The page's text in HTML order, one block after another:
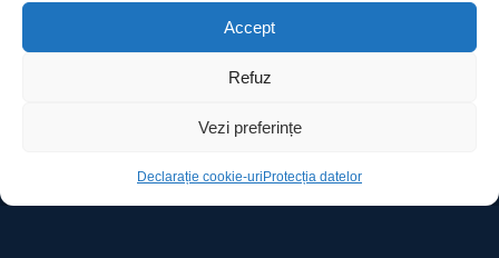
Accept
Refuz
Vezi preferințe
Declarație cookie-uri Protecția datelor
Utile
Declarație cookie-uri
Contact